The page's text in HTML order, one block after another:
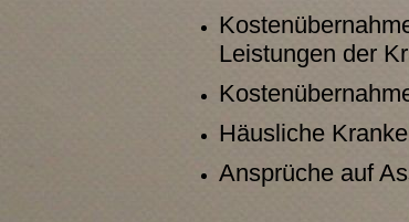
Leistungen der
Häusliche
Ansprüche auf